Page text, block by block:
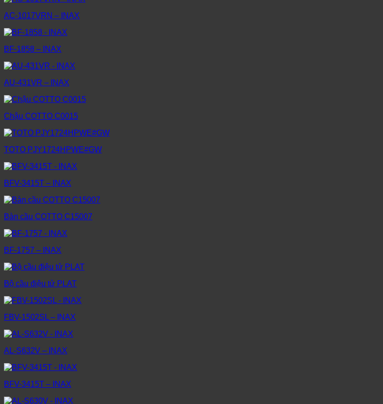
AC-1017VRN – INAX
BF-1858 – INAX
AU-431VR – INAX
Chậu COTTO C0015
TOTO PJY1724HPWE#GW
BFV-3415T – INAX
Bàn cầu COTTO C15007
BF-1757 – INAX
Bộ cầu điệu tử PLAT
FBV-1502SL – INAX
AL-S632V – INAX
BFV-3415T – INAX